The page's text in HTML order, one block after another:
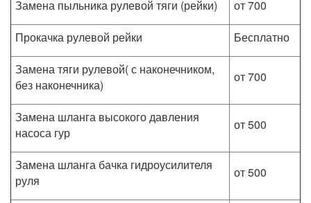
Замена пыльника рулевой тяги (рейки)
от 700
Прокачка рулевой рейки
Бесплатно
Замена тяги рулевой( с наконечником,
без наконечника)
от 700
Замена шланга высокого давления
насоса гур
от 500
Замена шланга бачка гидроусилителя
руля
от 500